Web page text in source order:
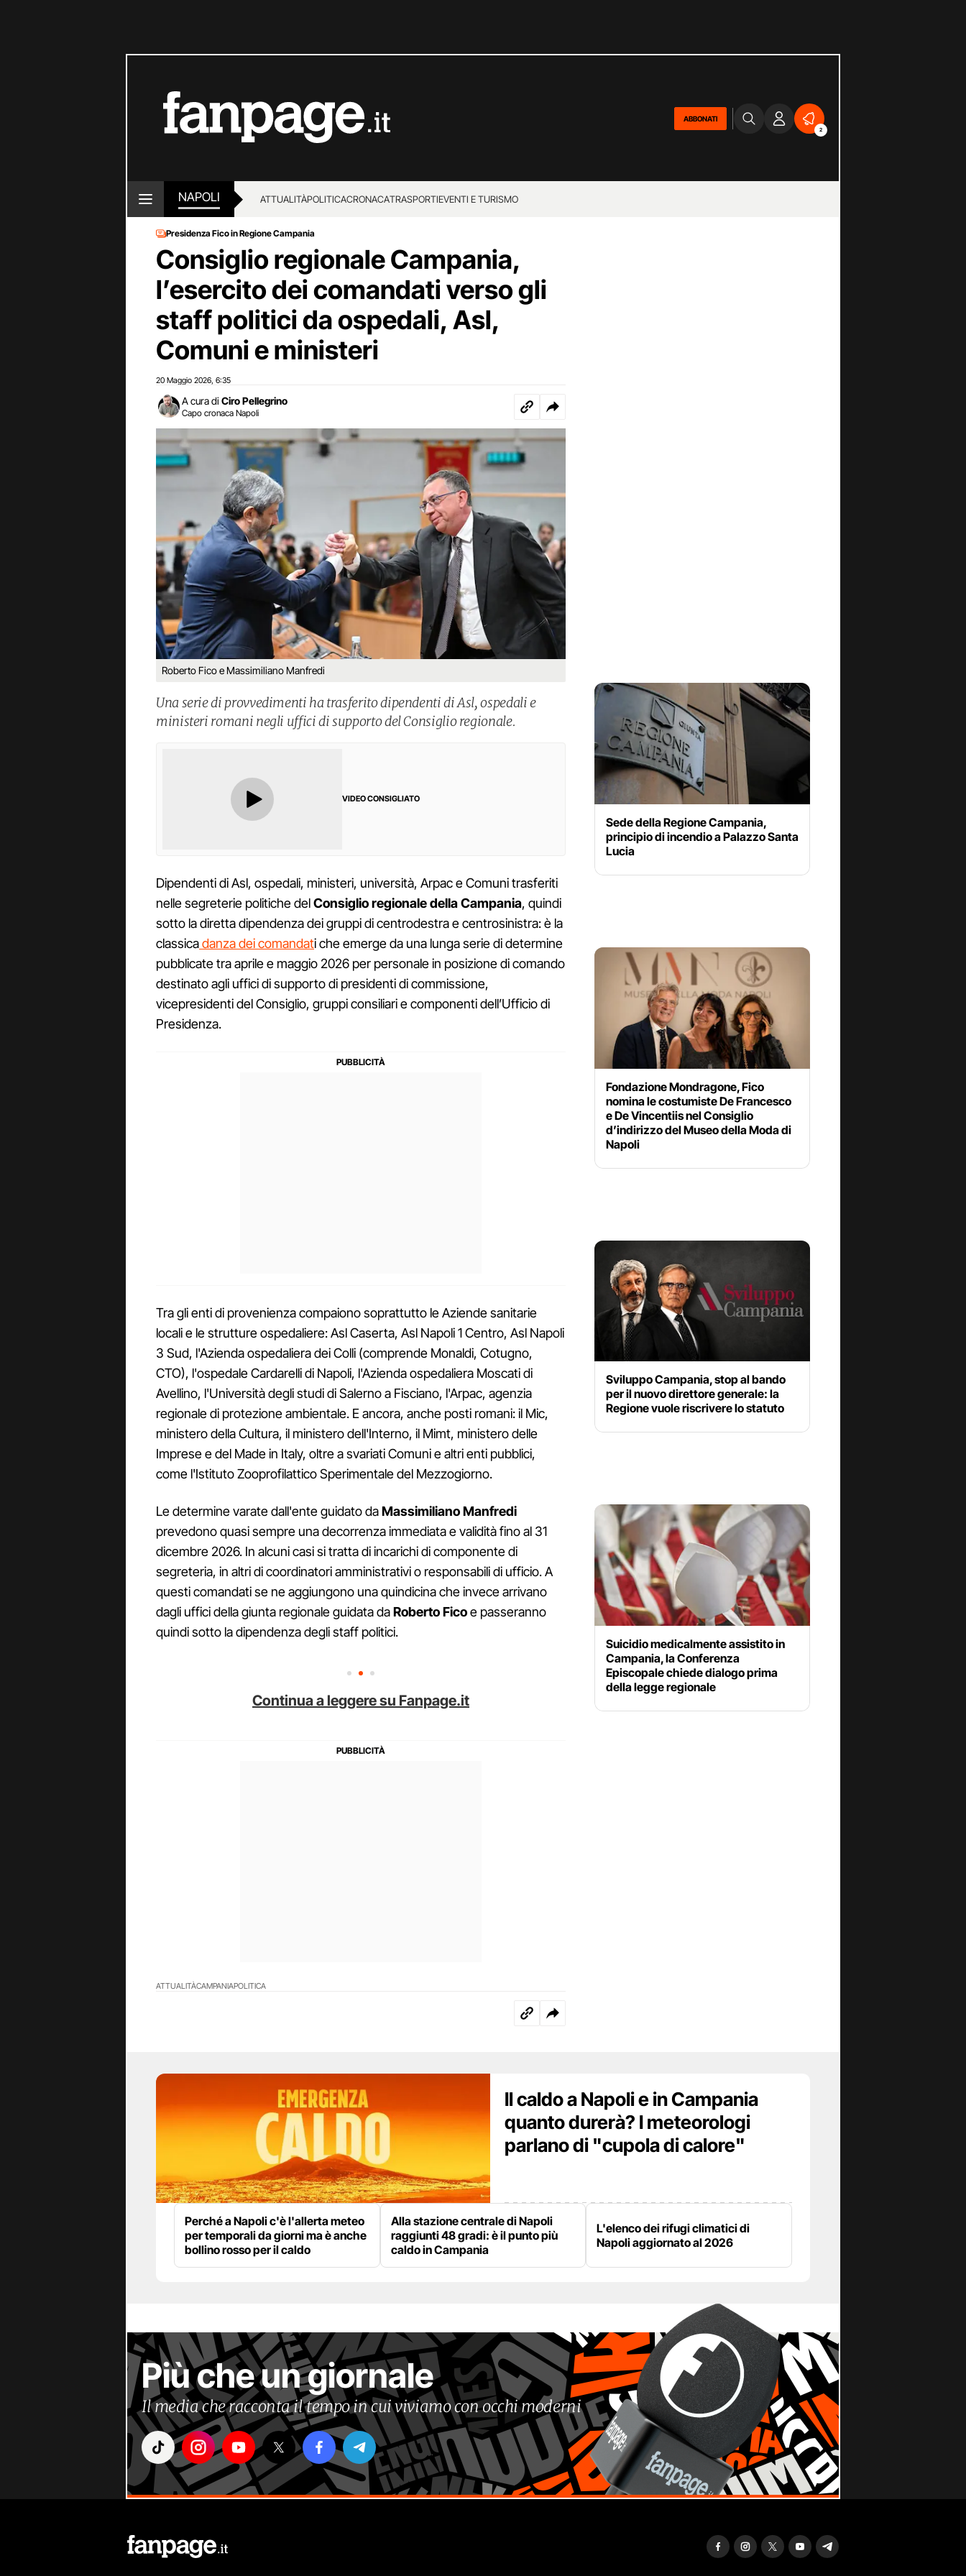
ABBONATI
2
NAPOLI ATTUALITÀPOLITICACRONACATRASPORTIEVENTI E TURISMO
Presidenza Fico in Regione Campania
Consiglio regionale Campania,
l’esercito dei comandati verso gli
staff politici da ospedali, Asl,
Comuni e ministeri
20 Maggio 2026 6:35
A cura di Ciro Pellegrino
Capo cronaca Napoli
Roberto Fico e Massimiliano Manfredi
Una serie di provvedimenti ha trasferito dipendenti di Asl, ospedali e
ministeri romani negli uffici di supporto del Consiglio regionale.
VIDEO CONSIGLIATO
Dipendenti di Asl, ospedali, ministeri, università, Arpac e Comuni trasferiti
nelle segreterie politiche delConsiglio regionale della Campania, quindi
sotto la diretta dipendenza dei gruppi di centrodestra e centrosinistra: è la
classicadanza dei comandati che emerge da una lunga serie di determine
pubblicate tra aprile e maggio 2026 per personale in posizione di comando
destinato agli uffici di supporto di presidenti di commissione,
vicepresidenti del Consiglio, gruppi consiliari e componenti dell’Ufficio di
Presidenza.
Tra gli enti di provenienza compaiono soprattutto le Aziende sanitarie
locali e le strutture ospedaliere: Asl Caserta, Asl Napoli 1 Centro, Asl Napoli
3 Sud, l'Azienda ospedaliera dei Colli (comprende Monaldi, Cotugno,
CTO), l'ospedale Cardarelli di Napoli, l'Azienda ospedaliera Moscati di
Avellino, l'Università degli studi di Salerno a Fisciano, l'Arpac, agenzia
regionale di protezione ambientale. E ancora, anche posti romani: il Mic,
ministero della Cultura, il ministero dell'Interno, il Mimt, ministero delle
Imprese e del Made in Italy, oltre a svariati Comuni e altri enti pubblici,
come l'Istituto Zooprofilattico Sperimentale del Mezzogiorno.
Le determine varate dall'ente guidato daMassimiliano Manfredi
prevedono quasi sempre una decorrenza immediata e validità fino al 31
dicembre 2026. In alcuni casi si tratta di incarichi di componente di
segreteria, in altri di coordinatori amministrativi o responsabili di ufficio. A
questi comandati se ne aggiungono una quindicina che invece arrivano
dagli uffici della giunta regionale guidata daRoberto Ficoe passeranno
quindi sotto la dipendenza degli staff politici.
Continua a leggere su Fanpage.it
ATTUALITÀCAMPANIAPOLITICA
Sede della Regione Campania,
principio di incendio a Palazzo Santa
Lucia
Fondazione Mondragone, Fico
nomina le costumiste De Francesco
e De Vincentiis nel Consiglio
d’indirizzo del Museo della Moda di
Napoli
Sviluppo Campania, stop al bando
per il nuovo direttore generale: la
Regione vuole riscrivere lo statuto
Suicidio medicalmente assistito in
Campania, la Conferenza
Episcopale chiede dialogo prima
della legge regionale
Il caldo a Napoli e in Campania
quanto durerà? I meteorologi
parlano di "cupola di calore"
Perché a Napoli c'è l'allerta meteo
per temporali da giorni ma è anche
bollino rosso per il caldo
Alla stazione centrale di Napoli
raggiunti 48 gradi: è il punto più
caldo in Campania
L'elenco dei rifugi climatici di
Napoli aggiornato al 2026
Più che un giornale
Il media che racconta il tempo in cui viviamo con occhi moderni